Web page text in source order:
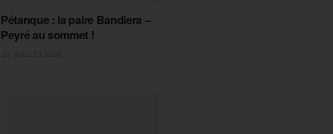
Pétanque : la paire Bandiera –
Peyré au sommet !